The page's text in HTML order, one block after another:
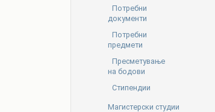
Потребни
документи
Потребни
предмети
Пресметување
на бодови
Стипендии
Магистерски студии